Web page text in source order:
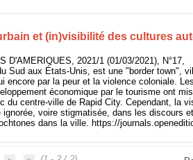
et (in)visibilité des cultures
D'AMERIQUES, 2021/1 (01/03/2021), N°17,
Sud aux États-Unis, est une "border town",
encore par la peur et la violence coloniale.
économique par le tourisme ont
du centre-ville de Rapid City. Cependant, la
voire stigmatisée, dans les discours
dans la ville. https://